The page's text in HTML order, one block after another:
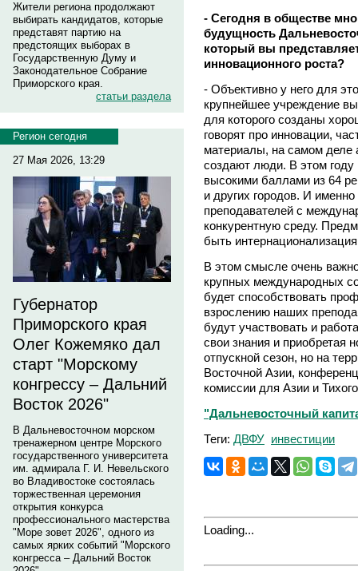
Жители региона продолжают
выбирать кандидатов, которые
представят партию на
предстоящих выборах в
Государственную Думу и
Законодательное Собрание
Приморского края.
статьи раздела
Регион сегодня
27 Мая 2026, 13:29
Губернатор
Приморского края
Олег Кожемяко дал
старт "Морскому
конгрессу – Дальний
Восток 2026"
В Дальневосточном морском
тренажерном центре Морского
государственного университета
им. адмирала Г. И. Невельского
во Владивостоке состоялась
торжественная церемония
открытия конкурса
профессионального мастерства
"Море зовет 2026", одного из
самых ярких событий "Морского
конгресса – Дальний Восток
- Сегодня в обществе
будущность
который вы
инновационного роста?
- Объективно у него для
крупнейшее учреждение
для которого созданы
говорят про инновации,
материалы, на самом деле
создают люди. В этом году
высокими баллами из 64
и других городов. И
преподавателей с
конкурентную среду.
быть
В этом смысле очень
крупных международных
будет способствовать
взрослению наших
будут участвовать и
свои знания и приобретая
отпускной сезон, но на
Восточной Азии,
комиссии для Азии и
"Дальневосточный
Теги: ДВФУ инвестиции
Loading...